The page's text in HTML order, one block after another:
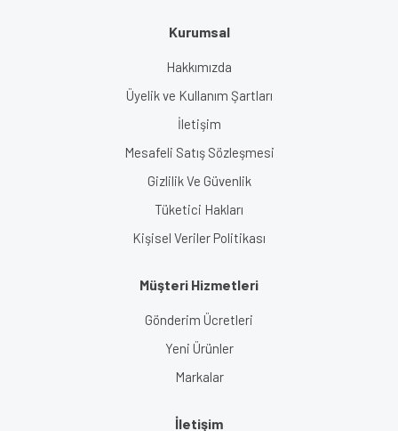
Kurumsal
Hakkımızda
Üyelik ve Kullanım Şartları
İletişim
Mesafeli Satış Sözleşmesi
Gizlilik Ve Güvenlik
Tüketici Hakları
Kişisel Veriler Politikası
Müşteri Hizmetleri
Gönderim Ücretleri
Yeni Ürünler
Markalar
İletişim